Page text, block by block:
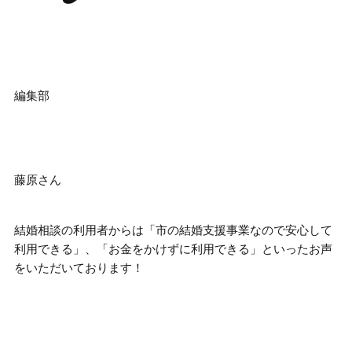
編集部
藤原さん
結婚相談の利用者からは 「市の結婚支援事業なので安心して
利用できる」、「お金をかけずに利用できる」
といったお声
をいただいております！